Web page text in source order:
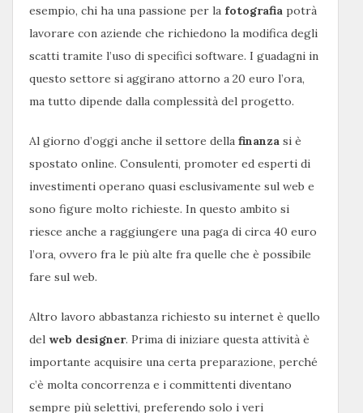
esempio, chi ha una passione per la fotografia potrà
lavorare con aziende che richiedono la modifica degli
scatti tramite l’uso di specifici software. I guadagni in
questo settore si aggirano attorno a 20 euro l’ora,
ma tutto dipende dalla complessità del progetto.
Al giorno d’oggi anche il settore della finanza si è
spostato online. Consulenti, promoter ed esperti di
investimenti operano quasi esclusivamente sul web e
sono figure molto richieste. In questo ambito si
riesce anche a raggiungere una paga di circa 40 euro
l’ora, ovvero fra le più alte fra quelle che è possibile
fare sul web.
Altro lavoro abbastanza richiesto su internet è quello
del web designer. Prima di iniziare questa attività è
importante acquisire una certa preparazione, perché
c’è molta concorrenza e i committenti diventano
sempre più selettivi, preferendo solo i veri